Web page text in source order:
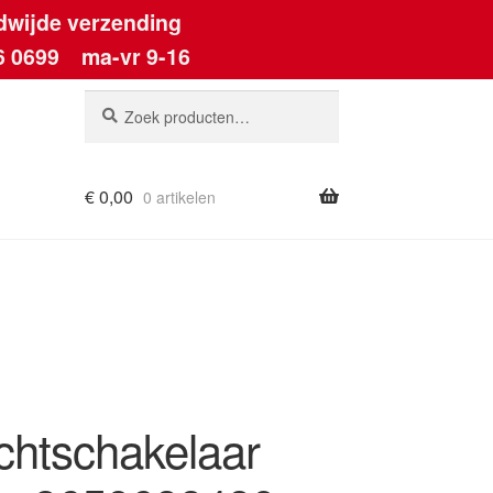
verzending
0699 ma-vr 9-16
naar:
€0,00 0 artikelen